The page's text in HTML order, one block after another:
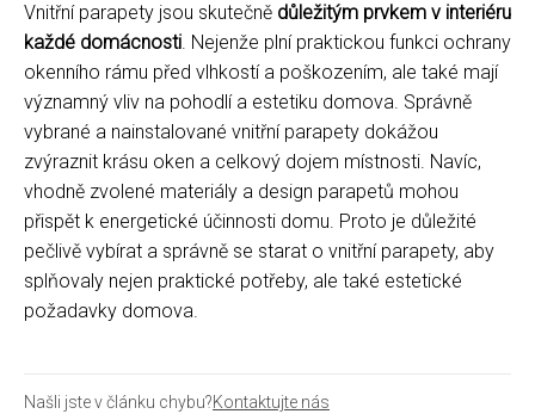
Vnitřní parapety jsou skutečně důležitým prvkem v interiéru
každé domácnosti. Nejenže plní praktickou funkci ochrany
okenního rámu před vlhkostí a poškozením, ale také mají
významný vliv na pohodlí a estetiku domova. Správně
vybrané a nainstalované vnitřní parapety dokážou
zvýraznit krásu oken a celkový dojem místnosti. Navíc,
vhodně zvolené materiály a design parapetů mohou
přispět k energetické účinnosti domu. Proto je důležité
pečlivě vybírat a správně se starat o vnitřní parapety, aby
splňovaly nejen praktické potřeby, ale také estetické
požadavky domova.
Našli jste v článku chybu?Kontaktujte nás